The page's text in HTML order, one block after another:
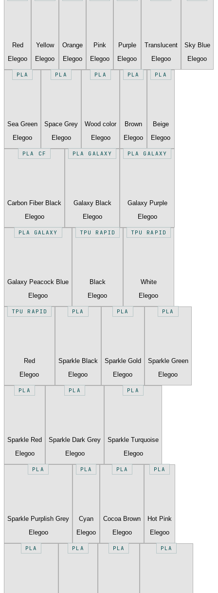
Red
Elegoo
Yellow
Elegoo
Orange
Elegoo
Pink
Elegoo
Purple
Elegoo
Translucent
Elegoo
Sky Blue
Elegoo
PLA
Sea Green
Elegoo
PLA
Space Grey
Elegoo
PLA
Wood color
Elegoo
PLA
Brown
Elegoo
PLA
Beige
Elegoo
PLA CF
Carbon Fiber Black
Elegoo
PLA GALAXY
Galaxy Black
Elegoo
PLA GALAXY
Galaxy Purple
Elegoo
PLA GALAXY
Galaxy Peacock Blue
Elegoo
TPU RAPID
Black
Elegoo
TPU RAPID
White
Elegoo
TPU RAPID
Red
Elegoo
PLA
Sparkle Black
Elegoo
PLA
Sparkle Gold
Elegoo
PLA
Sparkle Green
Elegoo
PLA
Sparkle Red
Elegoo
PLA
Sparkle Dark Grey
Elegoo
PLA
Sparkle Turquoise
Elegoo
PLA
Sparkle Purplish Grey
Elegoo
PLA
Cyan
Elegoo
PLA
Cocoa Brown
Elegoo
PLA
Hot Pink
Elegoo
PLA PLA PLA PLA